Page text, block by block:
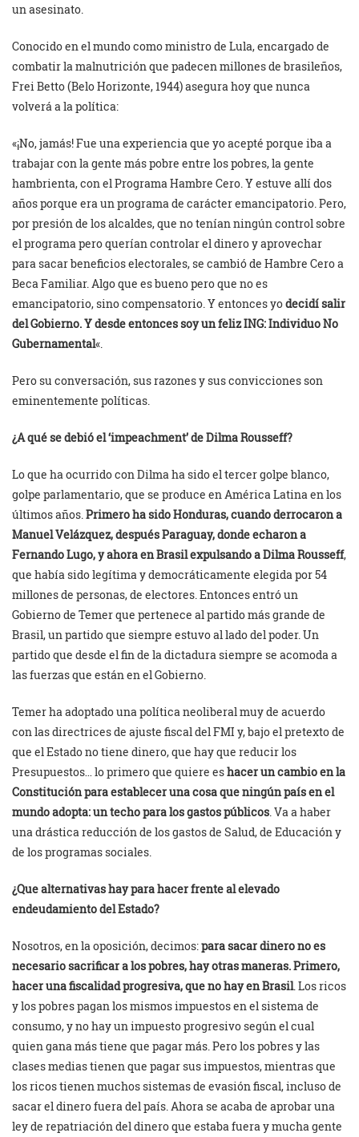
un asesinato.
Conocido en el mundo como ministro de Lula, encargado de
combatir la malnutrición que padecen millones de brasileños,
Frei Betto (Belo Horizonte, 1944) asegura hoy que nunca
volverá a la política:
«¡No, jamás! Fue una experiencia que yo acepté porque iba a
trabajar con la gente más pobre entre los pobres, la gente
hambrienta, con el Programa Hambre Cero. Y estuve allí dos
años porque era un programa de carácter emancipatorio. Pero,
por presión de los alcaldes, que no tenían ningún control sobre
el programa pero querían controlar el dinero y aprovechar
para sacar beneficios electorales, se cambió de Hambre Cero a
Beca Familiar. Algo que es bueno pero que no es
emancipatorio, sino compensatorio. Y entonces yodecidí salir
del Gobierno. Y desde entonces soy un feliz ING: Individuo No
Gubernamental«.
Pero su conversación, sus razones y sus convicciones son
eminentemente políticas.
¿A qué se debió el ‘impeachment’ de Dilma Rousseff?
Lo que ha ocurrido con Dilma ha sido el tercer golpe blanco,
golpe parlamentario, que se produce en América Latina en los
últimos años. Primero ha sido Honduras, cuando derrocaron a
Manuel Velázquez, después Paraguay, donde echaron a
Fernando Lugo, y ahora en Brasil expulsando a Dilma Rousseff,
que había sido legítima y democráticamente elegida por 54
millones de personas, de electores. Entonces entró un
Gobierno de Temer que pertenece al partido más grande de
Brasil, un partido que siempre estuvo al lado del poder. Un
partido que desde el fin de la dictadura siempre se acomoda a
las fuerzas que están en el Gobierno.
Temer ha adoptado una política neoliberal muy de acuerdo
con las directrices de ajuste fiscal del FMI y, bajo el pretexto de
que el Estado no tiene dinero, que hay que reducir los
Presupuestos… lo primero que quiere eshacer un cambio en la
Constitución para establecer una cosa que ningún país en el
mundo adopta: un techo para los gastos públicos . Va a haber
una drástica reducción de los gastos de Salud, de Educación y
de los programas sociales.
¿Que alternativas hay para hacer frente al elevado
endeudamiento del Estado?
Nosotros, en la oposición, decimos:para sacar dinero no es
necesario sacrificar a los pobres, hay otras maneras. Primero,
hacer una fiscalidad progresiva, que no hay en Brasil. Los ricos
y los pobres pagan los mismos impuestos en el sistema de
consumo, y no hay un impuesto progresivo según el cual
quien gana más tiene que pagar más. Pero los pobres y las
clases medias tienen que pagar sus impuestos, mientras que
los ricos tienen muchos sistemas de evasión fiscal, incluso de
sacar el dinero fuera del país. Ahora se acaba de aprobar una
ley de repatriación del dinero que estaba fuera y mucha gente